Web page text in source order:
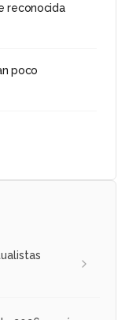
reconocida
poco